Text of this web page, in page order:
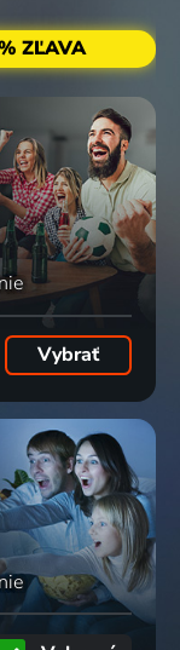
ZĽAVA
Vybrať